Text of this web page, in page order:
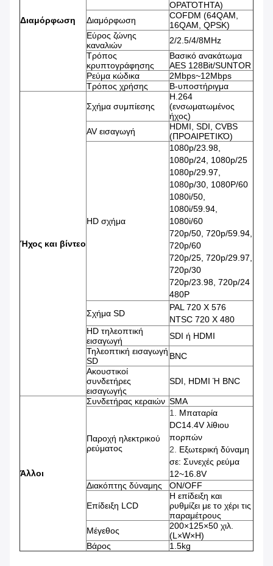
Διαμόρφωση
ΟΡΑΤΌΤΗΤΑ)
Διαμόρφωση
COFDM (64QAM,
16QAM, QPSK)
Εύρος ζώνης
καναλιών
2/2.5/4/8MHz
Τρόπος
κρυπτογράφησης
Βασικό ανακάτωμα
AES 128Bit/SUNTOR
Ρεύμα κώδικα
2Mbps~12Mbps
Τρόπος χρήσης
Β-υποστήριγμα
Ήχος και βίντεο
Σχήμα συμπίεσης
H.264
(ενσωματωμένος
ήχος)
AV εισαγωγή
HDMI, SDI, CVBS
(ΠΡΟΑΙΡΕΤΙΚΌ)
HD σχήμα
1080p/23.98,
1080p/24, 1080p/25
1080p/29.97,
1080p/30, 1080P/60
1080i/50,
1080i/59.94,
1080i/60
720p/50, 720p/59.94,
720p/60
720p/25, 720p/29.97,
720p/30
720p/23.98, 720p/24
480P
Σχήμα SD
PAL 720 X 576
NTSC 720 X 480
HD τηλεοπτική
εισαγωγή
SDI ή HDMI
Τηλεοπτική εισαγωγή
SD
BNC
Ακουστικοί
συνδετήρες
εισαγωγής
SDI, HDMI Ή BNC
Άλλοι
Συνδετήρας κεραιών SMA
Παροχή ηλεκτρικού
ρεύματος
1. Μπαταρία
DC14.4V λίθιου
πορπών
2. Εξωτερική δύναμη
σε: Συνεχές ρεύμα
12~16.8V
Διακόπτης δύναμης
ON/OFF
Επίδειξη LCD
Η επίδειξη και
ρυθμίζει με το χέρι τις
παραμέτρους
Μέγεθος
200×125×50 χιλ.
(L×W×H)
Βάρος
1.5kg